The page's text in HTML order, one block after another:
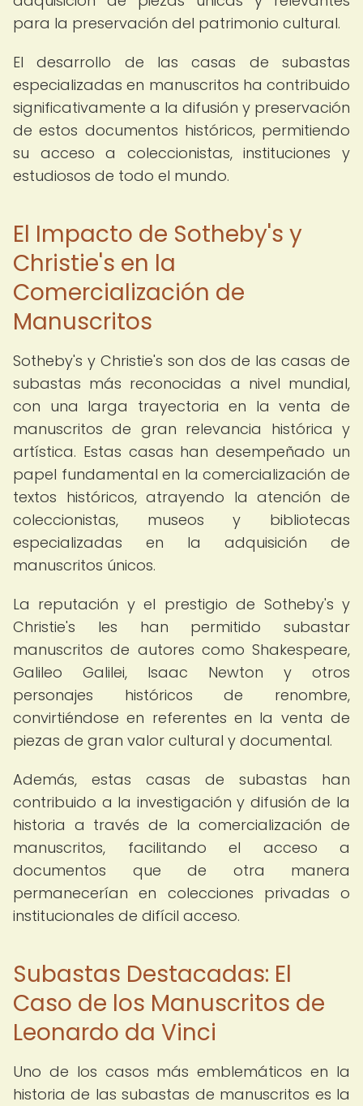
para la preservación del patrimonio cultural.
El desarrollo de las casas de subastas
especializadas en manuscritos ha contribuido
significativamente a la difusión y preservación
de estos documentos históricos, permitiendo
su acceso a coleccionistas, instituciones y
estudiosos de todo el mundo.
El Impacto de Sotheby's y
Christie's en la
Comercialización de
Manuscritos
Sotheby's y Christie's son dos de las casas de
subastas más reconocidas a nivel mundial,
con una larga trayectoria en la venta de
manuscritos de gran relevancia histórica y
artística. Estas casas han desempeñado un
papel fundamental en la comercialización de
textos históricos, atrayendo la atención de
coleccionistas, museos y bibliotecas
especializadas en la adquisición de
manuscritos únicos.
La reputación y el prestigio de Sotheby's y
Christie's les han permitido subastar
manuscritos de autores como Shakespeare,
Galileo Galilei, Isaac Newton y otros
personajes históricos de renombre,
convirtiéndose en referentes en la venta de
piezas de gran valor cultural y documental.
Además, estas casas de subastas han
contribuido a la investigación y difusión de la
historia a través de la comercialización de
manuscritos, facilitando el acceso a
documentos que de otra manera
permanecerían en colecciones privadas o
institucionales de difícil acceso.
Subastas Destacadas: El
Caso de los Manuscritos de
Leonardo da Vinci
Uno de los casos más emblemáticos en la
historia de las subastas de manuscritos es la